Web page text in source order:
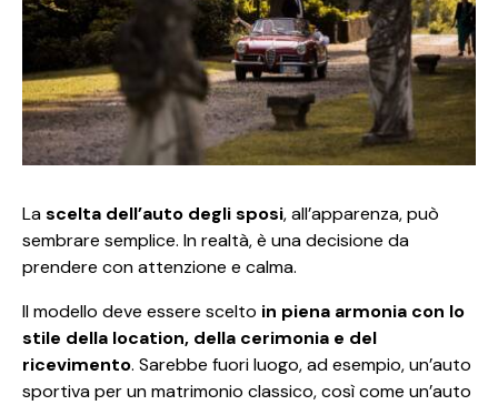
Lascelta dell’auto degli sposi, all’apparenza, può
sembrare semplice. In realtà, è una decisione da
prendere con attenzione e calma.
Il modello deve essere scelto in piena armonia con lo
stile della location, della cerimonia e del
ricevimento. Sarebbe fuori luogo, ad esempio, un’auto
sportiva per un matrimonio classico, così come un’auto